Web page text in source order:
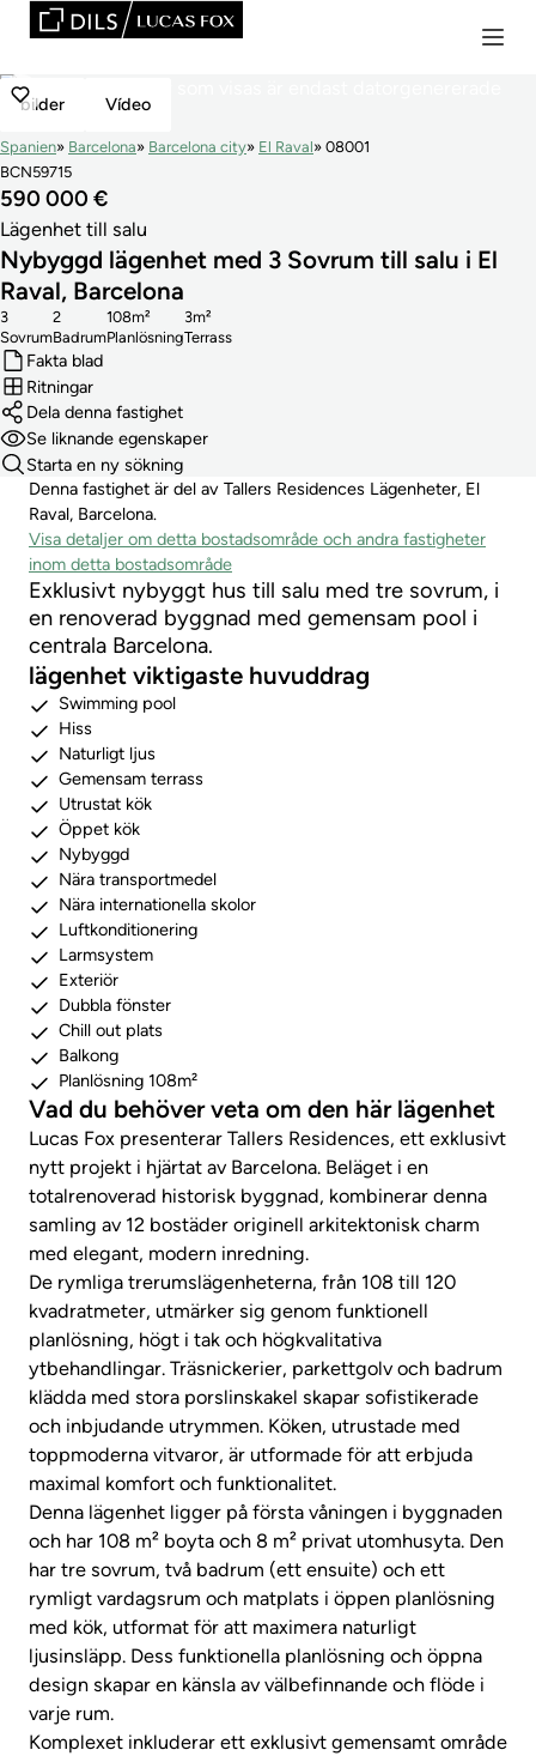
bilder Vídeo
Spanien Barcelona Barcelona city El Raval
08001
BCN59715
590 000 €
Lägenhet till salu
Nybyggd lägenhet med 3 Sovrum till salu i El
Raval, Barcelona
Sovrum
3
Badrum
2
Planlösning
108m²
Terrass
3m²
Fakta blad
Ritningar
Dela denna fastighet
Se liknande egenskaper
Starta en ny sökning
Denna fastighet är del av Tallers Residences Lägenheter, El
Raval, Barcelona.
Visa detaljer om detta bostadsområde och andra fastigheter
inom detta bostadsområde
Exklusivt nybyggt hus till salu med tre sovrum, i
en renoverad byggnad med gemensam pool i
centrala Barcelona.
lägenhet viktigaste huvuddrag
Swimming pool
Hiss
Naturligt ljus
Gemensam terrass
Utrustat kök
Öppet kök
Nybyggd
Nära transportmedel
Nära internationella skolor
Luftkonditionering
Larmsystem
Exteriör
Dubbla fönster
Chill out plats
Balkong
Planlösning 108m²
Vad du behöver veta om den här lägenhet
Lucas Fox presenterar Tallers Residences, ett exklusivt
nytt projekt i hjärtat av Barcelona. Beläget i en
totalrenoverad historisk byggnad, kombinerar denna
samling av 12 bostäder originell arkitektonisk charm
med elegant, modern inredning.
De rymliga trerumslägenheterna, från 108 till 120
kvadratmeter, utmärker sig genom funktionell
planlösning, högt i tak och högkvalitativa
ytbehandlingar. Träsnickerier, parkettgolv och badrum
klädda med stora porslinskakel skapar sofistikerade
och inbjudande utrymmen. Köken, utrustade med
toppmoderna vitvaror, är utformade för att erbjuda
maximal komfort och funktionalitet.
Denna lägenhet ligger på första våningen i byggnaden
och har 108 m² boyta och 8 m² privat utomhusyta. Den
har tre sovrum, två badrum (ett ensuite) och ett
rymligt vardagsrum och matplats i öppen planlösning
med kök, utformat för att maximera naturligt
ljusinsläpp. Dess funktionella planlösning och öppna
design skapar en känsla av välbefinnande och flöde i
varje rum.
Komplexet inkluderar ett exklusivt gemensamt område